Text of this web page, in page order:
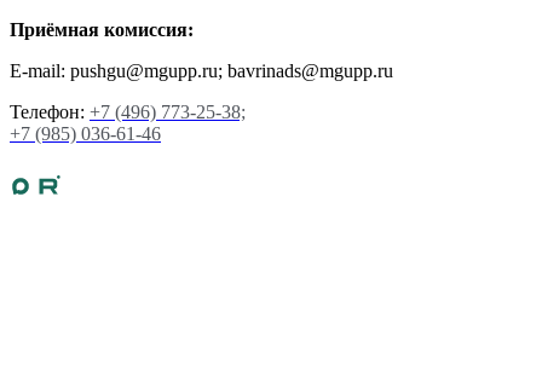
Приёмная комиссия:
E-mail: pushgu@mgupp.ru; bavrinads@mgupp.ru
Телефон: +7 (496) 773-25-38;
+7 (985) 036-61-46